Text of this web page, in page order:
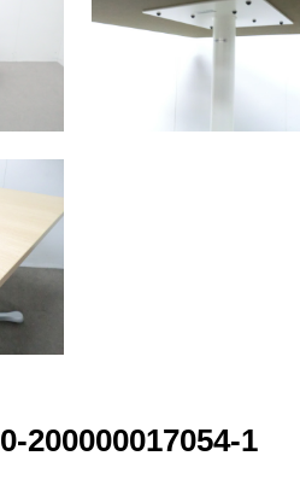
0-200000017054-1